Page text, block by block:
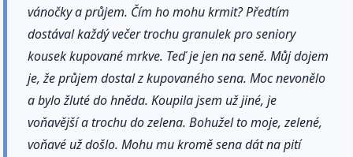
vánočky a průjem. Čím ho mohu krmit? Předtím
dostával každý večer trochu granulek pro seniory
kousek kupované mrkve. Teď je jen na seně. Můj dojem
je, že průjem dostal z kupovaného sena. Moc nevonělo
a bylo žluté do hněda. Koupila jsem už jiné, je
voňavější a trochu do zelena. Bohužel to moje, zelené,
voňavé už došlo. Mohu mu kromě sena dát na pití